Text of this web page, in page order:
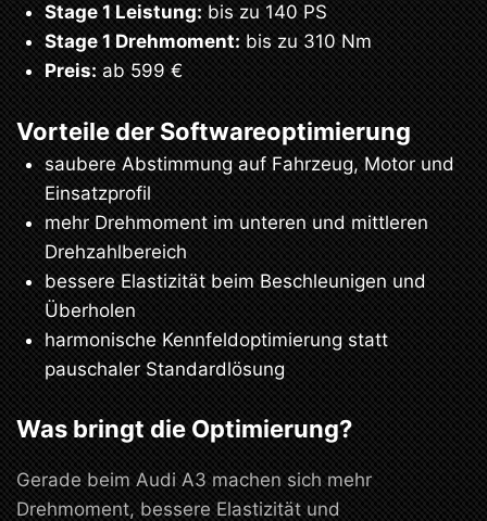
Stage 1 Leistung: bis zu 140 PS
Stage 1 Drehmoment: bis zu 310 Nm
Preis: ab 599 €
Vorteile der Softwareoptimierung
saubere Abstimmung auf Fahrzeug, Motor und
Einsatzprofil
mehr Drehmoment im unteren und mittleren
Drehzahlbereich
bessere Elastizität beim Beschleunigen und
Überholen
harmonische Kennfeldoptimierung statt
pauschaler Standardlösung
Was bringt die Optimierung?
Gerade beim Audi A3 machen sich mehr
Drehmoment, bessere Elastizität und